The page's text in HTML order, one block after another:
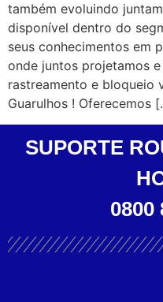
também evoluindo
disponível dentro do
seus conhecimentos em
onde juntos projetamos
rastreamento e bloqueio
Guarulhos ! Oferecemos
SUPORTE
0800